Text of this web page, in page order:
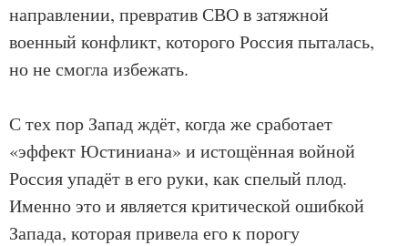
направлении, превратив СВО в затяжной
военный конфликт, которого Россия пыталась,
но не смогла избежать.
С тех пор Запад ждёт, когда же сработает
«эффект Юстиниана» и истощённая войной
Россия упадёт в его руки, как спелый плод.
Именно это и является критической ошибкой
Запада, которая привела его к порогу